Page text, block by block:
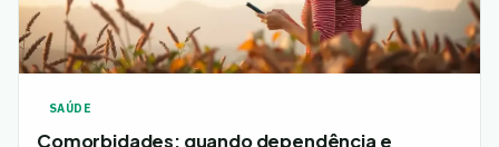
SAÚDE
Comorbidades: quando dependência e